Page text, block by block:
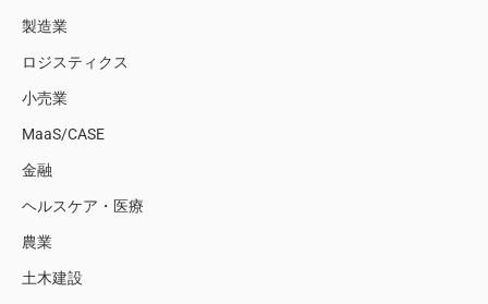
製造業
ロジスティクス
小売業
MaaS/CASE
金融
ヘルスケア・医療
農業
土木建設